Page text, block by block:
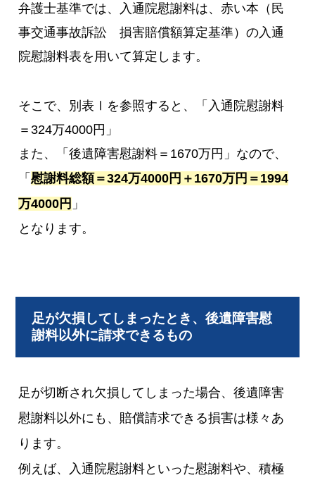
弁護士基準では、入通院慰謝料は、赤い本（民
事交通事故訴訟 損害賠償額算定基準）の入通
院慰謝料表を用いて算定します。
そこで、別表Ⅰを参照すると、「入通院慰謝料
＝324万4000円」
また、「後遺障害慰謝料＝1670万円」なので、
「慰謝料総額＝324万4000円＋1670万円＝1994
万4000円 」
となります。
足が欠損してしまったとき、後遺障害慰
謝料以外に請求できるもの
足が切断され欠損してしまった場合、後遺障害
慰謝料以外にも、賠償請求できる損害は様々あ
ります。
例えば、入通院慰謝料といった慰謝料や、積極